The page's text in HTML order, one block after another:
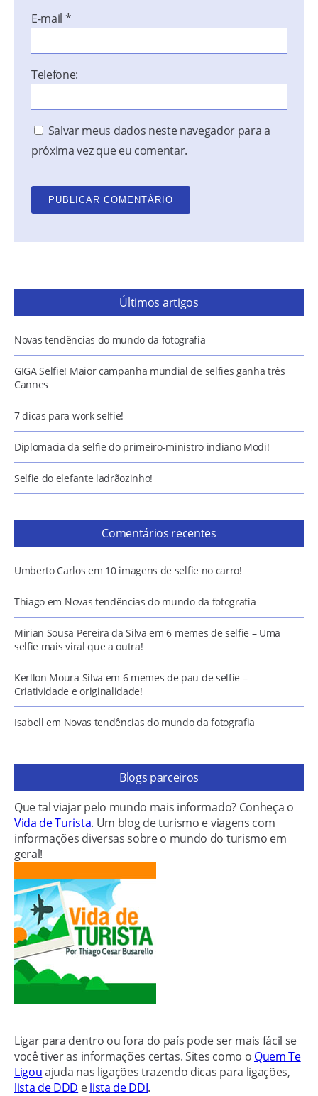
E-mail *
Telefone:
Salvar meus dados neste navegador para a
próxima vez que eu comentar.
Últimos artigos
Novas tendências do mundo da fotografia
GIGA Selfie! Maior campanha mundial de selfies ganha três
Cannes
7 dicas para work selfie!
Diplomacia da selfie do primeiro-ministro indiano Modi!
Selfie do elefante ladrãozinho!
Comentários recentes
Umberto Carlos em 10 imagens de selfie no carro!
Thiago em Novas tendências do mundo da fotografia
Mirian Sousa Pereira da Silva em6 memes de selfie – Uma
selfie mais viral que a outra!
Kerllon Moura Silva em 6 memes de pau de selfie –
Criatividade e originalidade!
Isabell em Novas tendências do mundo da fotografia
Blogs parceiros
Que tal viajar pelo mundo mais informado? Conheça o
Vida de Turista. Um blog de turismo e viagens com
informações diversas sobre o mundo do turismo em
geral!
Ligar para dentro ou fora do país pode ser mais fácil se
você tiver as informações certas. Sites como o Quem Te
Ligouajuda nas ligações trazendo dicas para ligações,
lista de DDD elista de DDI.